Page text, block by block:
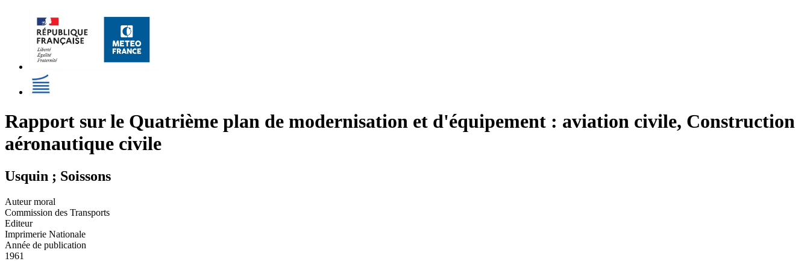
Rapport sur le Quatrième plan de modernisation et d'équipement : aviation civile, Construction
aéronautique civile
Usquin ; Soissons
Auteur moral
Commission des Transports
Editeur
Imprimerie Nationale
Année de publication
1961